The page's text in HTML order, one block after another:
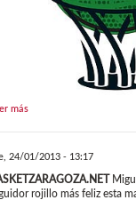
más
24/01/2013 - 13:17
rojillo más feliz esta